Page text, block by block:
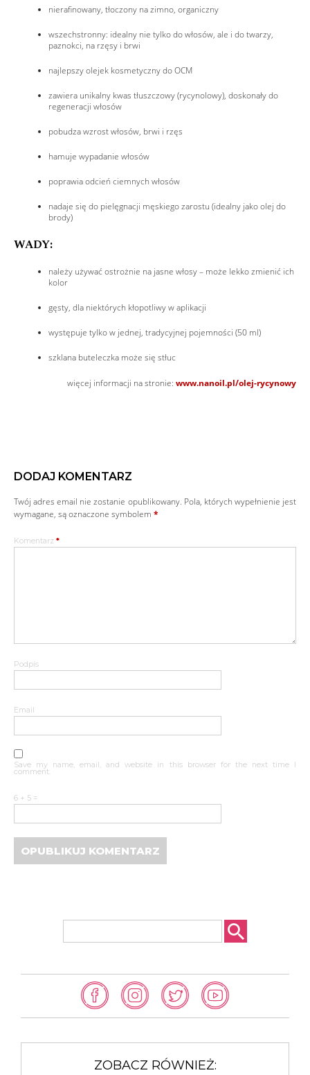
nierafinowany, tłoczony na zimno, organiczny
wszechstronny: idealny nie tylko do włosów, ale i do twarzy,
paznokci, na rzęsy i brwi
najlepszy olejek kosmetyczny do OCM
zawiera unikalny kwas tłuszczowy (rycynolowy), doskonały do
regeneracji włosów
pobudza wzrost włosów, brwi i rzęs
hamuje wypadanie włosów
poprawia odcień ciemnych włosów
nadaje się do pielęgnacji męskiego zarostu (idealny jako olej do
brody)
WADY:
należy używać ostrożnie na jasne włosy – może lekko zmienić ich
kolor
gęsty, dla niektórych kłopotliwy w aplikacji
występuje tylko w jednej, tradycyjnej pojemności (50 ml)
szklana buteleczka może się stłuc
więcej informacji na stronie: www.nanoil.pl/olej-rycynowy
DODAJ KOMENTARZ
Twój adres email nie zostanie opublikowany. Pola, których wypełnienie jest
wymagane, są oznaczone symbolem *
Komentarz *
Podpis
Email
Save my name, email, and website in this browser for the next time I
comment.
6 + 5 =
ZOBACZ RÓWNIEŻ: